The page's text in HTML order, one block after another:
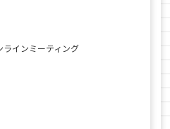
インミーティング